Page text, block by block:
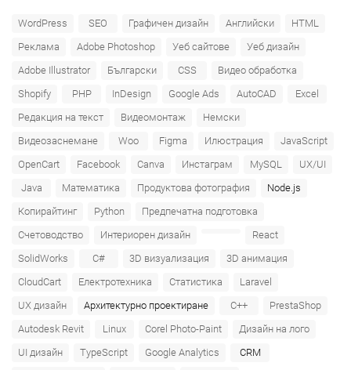
WordPress SEO Графичен дизайн Английски
HTML
Реклама
Adobe Photoshop Уеб сайтове
Уеб дизайн
Adobe Illustrator
Български CSS
Видео обработка
Shopify
PHP InDesign Google Ads AutoCAD
Excel
Редакция на текст
Видеомонтаж
Немски
Видеозаснемане
Woo Figma Илюстрация
JavaScript
OpenCart
Facebook Canva Инстаграм MySQL
UX/UI
Java
Математика Продуктова фотография
Node.js
Копирайтинг
Python
Предпечатна подготовка
Счетоводство
Интериорен дизайн
React
SolidWorks
C# 3D визуализация
3D анимация
CloudCart
Електротехника Статистика
Laravel
UX дизайн
Архитектурно проектиране C++
PrestaShop
Autodesk Revit
Linux Corel Photo-Paint
Дизайн на лого
UI дизайн
TypeScript Google Analytics
CRM